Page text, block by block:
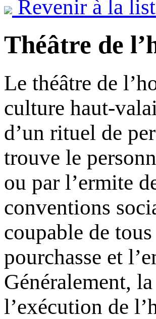
Revenir à la
Théâtre de
Le théâtre de
culture haut-
d’un rituel de
trouve le
ou par l’ermite
conventions
coupable de
pourchasse et
Généralement,
l’exécution de